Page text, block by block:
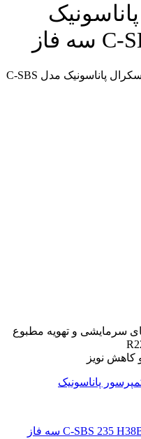
/ کمپرسور اسکرال پاناسونیک مدل C-SBS
سرمایشی و تهویه مطبوع
کاهش نویز
پاناسونیک